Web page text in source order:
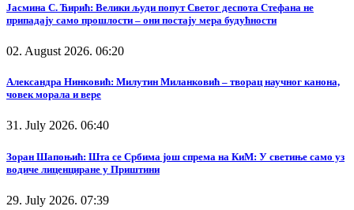
Јасмина С. Ћирић: Велики људи попут Светог деспота Стефана не
припадају само прошлости – они постају мера будућности
02. August 2026. 06:20
Александра Нинковић: Милутин Миланковић – творац научног канона,
човек морала и вере
31. July 2026. 06:40
Зоран Шапоњић: Шта се Србима још спрема на КиМ: У светиње само уз
водиче лиценциране у Приштини
29. July 2026. 07:39